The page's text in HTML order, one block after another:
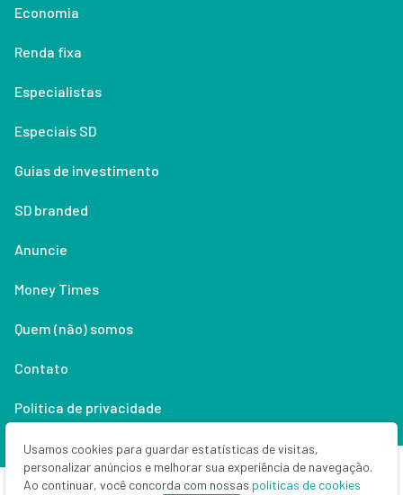
Economia
Renda fixa
Especialistas
Especiais SD
Guias de investimento
SD branded
Anuncie
Money Times
Quem (não) somos
Contato
Política de privacidade
Lifestyle
Usamos cookies para guardar estatísticas de visitas,
personalizar anúncios e melhorar sua experiência de navegação.
Ao continuar, você concorda com nossas políticas de cookies